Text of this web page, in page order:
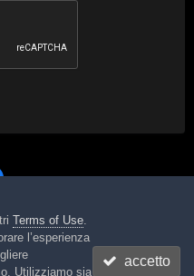
Cookies
Community
Terms of Use.
l’esperienza
Utilizziamo sia
accetto